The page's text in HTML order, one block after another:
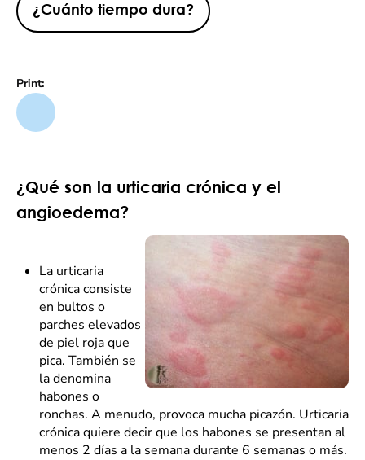
¿Cuánto tiempo dura?
Print:
¿Qué son la urticaria crónica y el
angioedema?
La urticaria
crónica consiste
en bultos o
parches elevados
de piel roja que
pica. También se
la denomina
habones o
ronchas. A menudo, provoca mucha picazón. Urticaria
crónica quiere decir que los habones se presentan al
menos 2 días a la semana durante 6 semanas o más.